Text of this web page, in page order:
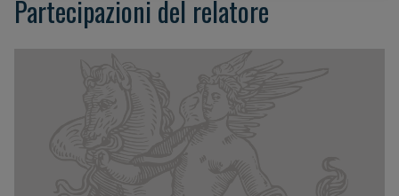
Partecipazioni del relatore